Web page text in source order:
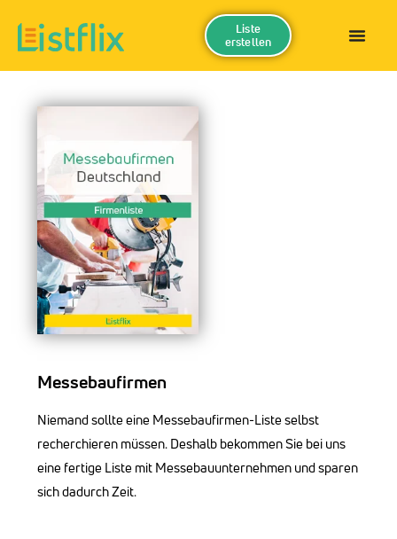
Liste
erstellen
Messebaufirmen
Niemand sollte eine Messebaufirmen-Liste selbst
recherchieren müssen. Deshalb bekommen Sie bei uns
eine fertige Liste mit Messebauunternehmen und sparen
sich dadurch Zeit.